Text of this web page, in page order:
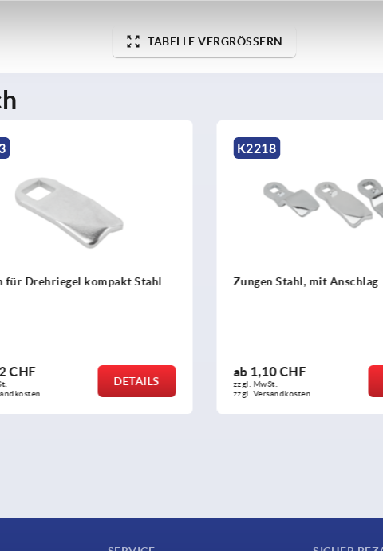
TABELLE VERGRÖSSERN
Stahl, mit Anschlag
1,10 CHF
MwSt.
Versandkosten
DETAILS
K1340
Zunge für Drehriegel
ab2,97 CHF
zzgl. MwSt.
zzgl. Versandkosten